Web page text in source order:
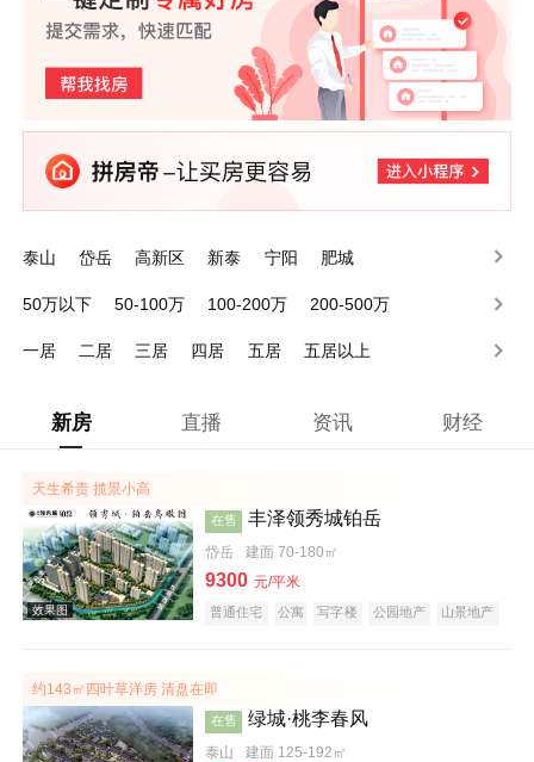
泰山 岱岳 高新区 新泰 宁阳 肥城
50万以下 50-100万 100-200万
200-500万
一居
二居 三居 四居 五居 五居以上
新房 直播 资讯 财经
天生希贵 揽景小高
在售 丰泽领秀城铂岳
岱岳 建面 70-180㎡
9300 元/平米
普通住宅 公寓 写字楼 公园地产 山景地产
约143㎡四叶草洋房 清盘在即
在售 绿城·桃李春风
泰山 建面 125-192㎡